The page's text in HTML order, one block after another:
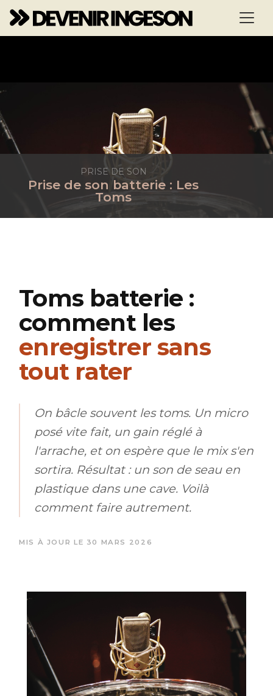
PRISE DE SON
Prise de son batterie : Les
Toms
Toms batterie :
comment les
enregistrer sans
tout rater
On bâcle souvent les toms. Un micro
posé vite fait, un gain réglé à
l'arrache, et on espère que le mix s'en
sortira. Résultat : un son de seau en
plastique dans une cave. Voilà
comment faire autrement.
MIS À JOUR LE 30 MARS 2026